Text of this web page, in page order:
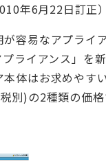
年6月22日訂正）
が容易なアプライ
ライアンス」を
本体はお求めやす
別)の2種類の価